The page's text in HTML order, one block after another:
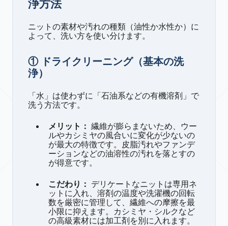
浄方法
ニットの素材や汚れの種類（油性か水性か）に
よって、洗い方を使い分けます。
① ドライクリーニング（基本の洗
浄）
「水」は使わずに「石油系などの有機溶剤」で
洗う方法です。
メリット： 繊維が膨らまないため、ウー
ルやカシミヤの風合いに変化が少ないの
が最大の特徴です。皮脂汚れやファンデ
ーションなどの油溶性の汚れを落とすの
が得意です。
こだわり：
デリケートなニットは専用ネ
ットに入れ、溶剤の温度や洗濯機の回転
数を厳密に管理して、繊維への摩擦を最
小限に抑えます。カシミヤ・シルクなど
の高級素材には加工剤を別に入れます。